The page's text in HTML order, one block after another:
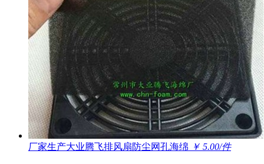
厂家生产大业腾飞排风扇防尘网孔海绵 ￥ 5.00/件